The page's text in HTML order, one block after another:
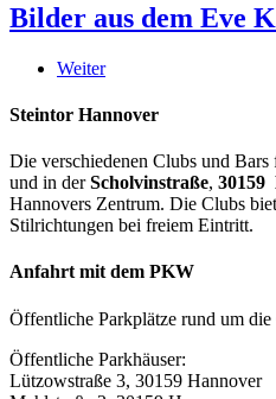
Bilder aus dem Eve
Weiter
Steintor Hannover
Die verschiedenen Clubs und
und in derScholvinstraße, 30159
Hannovers Zentrum. Die Clubs
Stilrichtungen bei freiem Eintritt.
Anfahrt mit dem PKW
Öffentliche Parkplätze rund um die
Öffentliche Parkhäuser:
Lützowstraße 3, 30159 Hannover